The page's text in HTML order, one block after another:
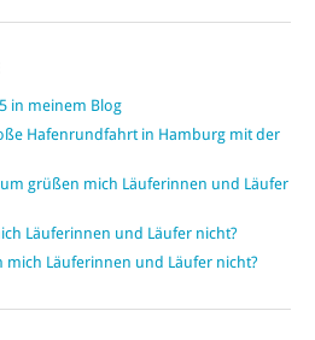
in meinem Blog
Hafenrundfahrt in Hamburg mit der
grüßen mich Läuferinnen und Läufer
Läuferinnen und Läufer nicht?
mich Läuferinnen und Läufer nicht?